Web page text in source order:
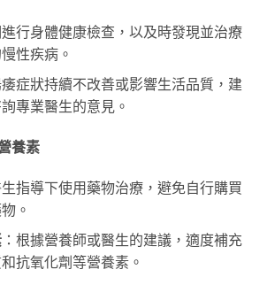
行身體健康檢查，以及時發現並治療
性疾病。
症狀持續不改善或影響生活品質，建
專業醫生的意見。
養素
指導下使用藥物治療，避免自行購買
。
：根據營養師或醫生的建議，適度補充
抗氧化劑等營養素。